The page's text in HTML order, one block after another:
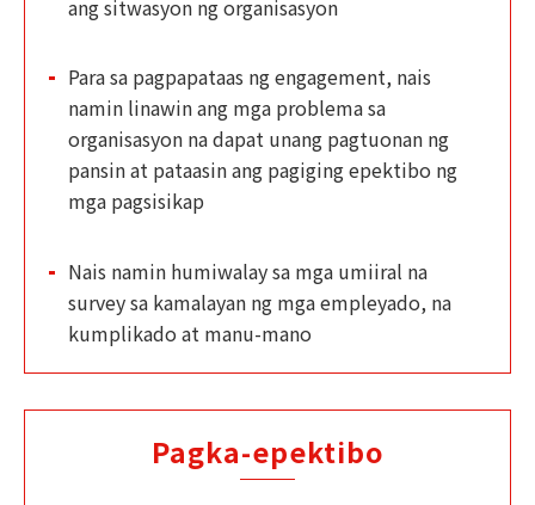
ang sitwasyon ng organisasyon
Para sa pagpapataas ng engagement, nais
namin linawin ang mga problema sa
organisasyon na dapat unang pagtuonan ng
pansin at pataasin ang pagiging epektibo ng
mga pagsisikap
Nais namin humiwalay sa mga umiiral na
survey sa kamalayan ng mga empleyado, na
kumplikado at manu-mano
Pagka-epektibo